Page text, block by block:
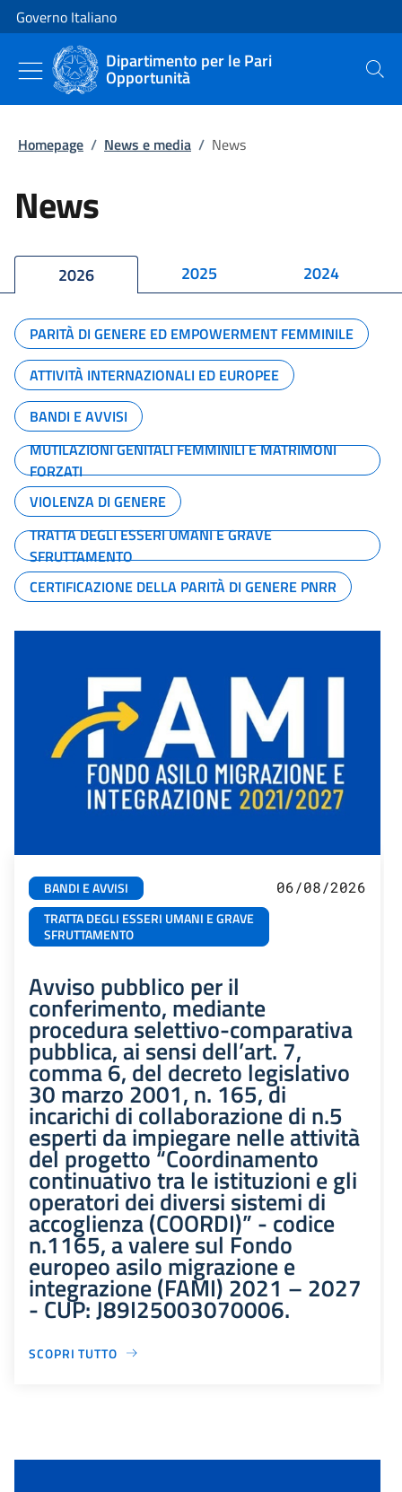
Vai al contenuto
Vai alla navigazione del sito
Governo Italiano
Dipartimento per le Pari
Opportunità Cerca
Homepage / News e media / News
News
2026 2025 2024
PARITÀ DI GENERE ED EMPOWERMENT FEMMINILE
ATTIVITÀ INTERNAZIONALI ED EUROPEE
BANDI E AVVISI
MUTILAZIONI GENITALI FEMMINILI E MATRIMONI
FORZATI
VIOLENZA DI GENERE
TRATTA DEGLI ESSERI UMANI E GRAVE
SFRUTTAMENTO
CERTIFICAZIONE DELLA PARITÀ DI GENERE PNRR
BANDI E AVVISI
TRATTA DEGLI ESSERI UMANI E GRAVE
SFRUTTAMENTO
06/08/2026
Avviso pubblico per il
conferimento, mediante
procedura selettivo-comparativa
pubblica, ai sensi dell’art. 7,
comma 6, del decreto legislativo
30 marzo 2001, n. 165, di
incarichi di collaborazione di n.5
esperti da impiegare nelle attività
del progetto “Coordinamento
continuativo tra le istituzioni e gli
operatori dei diversi sistemi di
accoglienza (COORDI)” - codice
n.1165, a valere sul Fondo
europeo asilo migrazione e
integrazione (FAMI) 2021 – 2027
- CUP: J89I25003070006.
SCOPRI TUTTO